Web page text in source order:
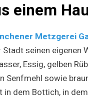
einem
Metzgerei
seinen eigenen
Essig, gelben
Senfmehl sowie
in dem Bottich, in